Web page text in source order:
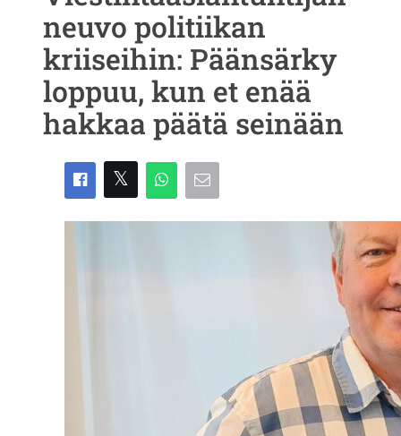
neuvo politiikan
kriiseihin: Päänsärky
loppuu, kun et enää
hakkaa päätä seinään